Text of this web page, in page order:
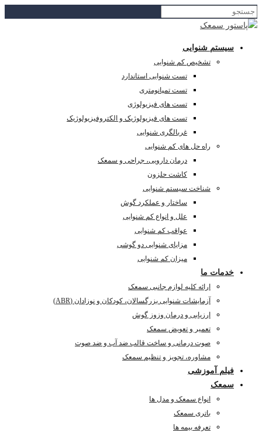
سیستم شنوایی
تشخیص کم شنوایی
تست شنوایی استاندارد
تست تمپانومتری
تست های فیزیولوژی
تست های فیزیولوژیک و الکتروفیزیولوژیک
غربالگری شنوایی
راه حل های کم شنوایی
درمان دارویی، جراحی و سمعک
کاشت حلزون
شناخت سیستم شنوایی
ساختار و عملکرد گوش
علل و انواع کم شنوایی
عواقب کم شنوایی
مزایای شنوایی دو گوشی
میزان کم شنوایی
خدمات ما
ارائه کلیه لوازم جانبی سمعک
آزمایشات شنوایی بزرگسالان، کودکان و نوزادان (ABR)
ارزیابی و درمان وزوز گوش
تعمیر و تعویض سمعک
صوت درمانی و ساخت قالب ضد آب و ضد صوت
مشاوره، تجویز و تنظیم سمعک
فیلم آموزشی
سمعک
انواع سمعک و مدل ها
باتری سمعک
تعرفه بیمه ها